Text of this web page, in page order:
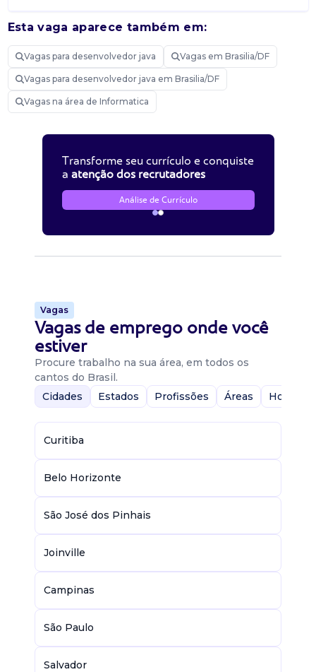
Esta vaga aparece também em:
Vagas para desenvolvedor java Vagas em Brasilia/DF
Vagas para desenvolvedor java em Brasilia/DF
Vagas na área de Informatica
Transforme seu currículo e conquiste
a atenção dos recrutadores
Análise de Currículo
Vagas
Vagas de emprego onde você
estiver
Procure trabalho na sua área, em todos os
cantos do Brasil.
Cidades
Estados Profissões Áreas Home-
Curitiba
Belo Horizonte
São José dos Pinhais
Joinville
Campinas
São Paulo
Salvador